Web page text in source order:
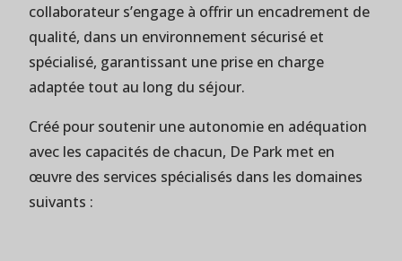
collaborateur s’engage à offrir un encadrement de
qualité, dans un environnement sécurisé et
spécialisé, garantissant une prise en charge
adaptée tout au long du séjour.
Créé pour soutenir une autonomie en adéquation
avec les capacités de chacun, De Park met en
œuvre des services spécialisés dans les domaines
suivants :